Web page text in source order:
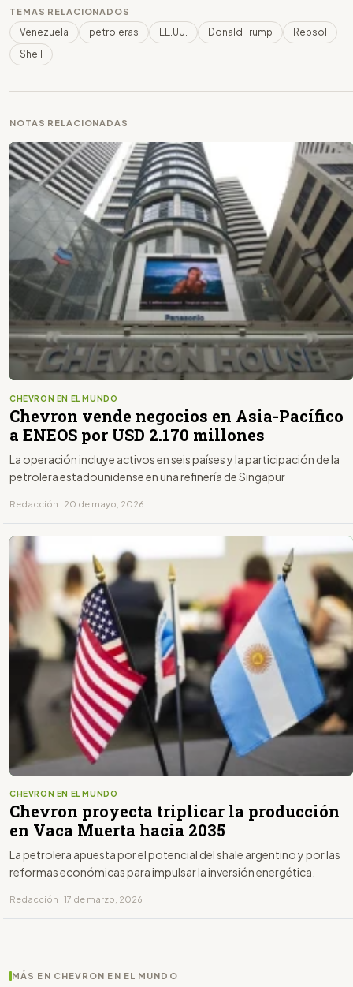
TEMAS RELACIONADOS
Venezuela petroleras EE.UU. Donald Trump
Repsol
Shell
NOTAS RELACIONADAS
CHEVRON EN EL MUNDO
Chevron vende negocios en Asia-Pacífico
a ENEOS por USD 2.170 millones
La operación incluye activos en seis países y la participación de la
petrolera estadounidense en una refinería de Singapur
Redacción · 20 de mayo, 2026
CHEVRON EN EL MUNDO
Chevron proyecta triplicar la producción
en Vaca Muerta hacia 2035
La petrolera apuesta por el potencial del shale argentino y por las
reformas económicas para impulsar la inversión energética.
Redacción · 17 de marzo, 2026
MÁS EN CHEVRON EN EL MUNDO